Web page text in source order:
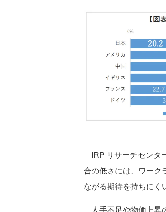
IRP リサーチセンタ
合の低さには、ワーク
ながる期待を持ちにく
人手不足や物価上昇